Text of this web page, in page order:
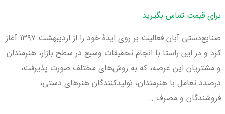
برای قیمت تماس بگیرید
صنایع‌دستی آبان فعالیت بر روی ایدهٔ خود را از اردیبهشت ۱۳۹۷ آغاز
کرد و در این راستا با انجام تحقیقات وسیع در سطح بازار، هنرمندان
و مشتریان این عرصه، که به روش‌های مختلف صورت پذیرفت،
درصدد تعامل با هنرمندان، تولیدکنندگان هنرهای دستی،
فروشندگان و مصرف‌...